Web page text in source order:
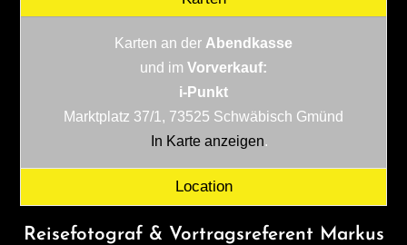
Karten an der Abendkasse
und im Vorverkauf:
i-Punkt
Marktplatz 37/1, 73525 Schwäbisch Gmünd
In Karte anzeigen.
Location
Reisefotograf & Vortragsreferent Markus